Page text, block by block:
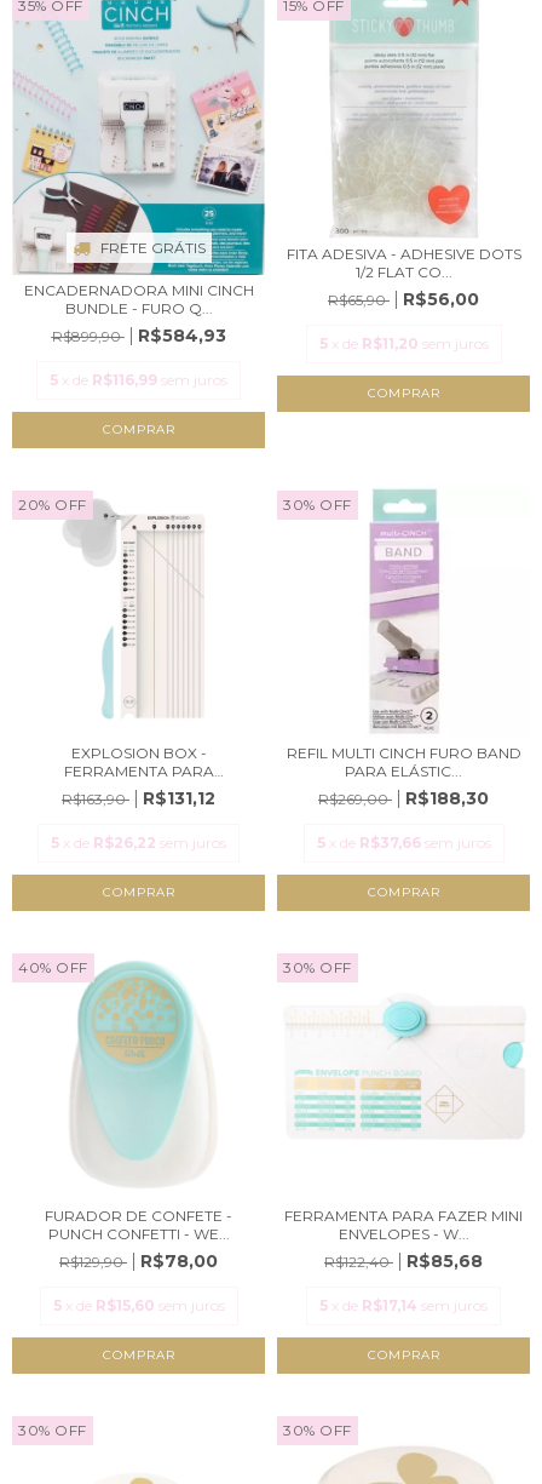
35% OFF
FRETE GRÁTIS
ENCADERNADORA MINI CINCH
BUNDLE - FURO Q...
R$899,90
R$584,93
5 x de R$116,99 sem juros
15% OFF
FITA ADESIVA - ADHESIVE DOTS
1/2 FLAT CO...
R$65,90
R$56,00
5 x de R$11,20 sem juros
20% OFF
EXPLOSION BOX -
FERRAMENTA PARA
CONFECÇÃ...
R$163,90 R$131,12
5 x de R$26,22 sem juros
30% OFF
REFIL MULTI CINCH FURO BAND
PARA ELÁSTIC...
R$269,00
R$188,30
5 x de R$37,66 sem juros
40% OFF
FURADOR DE CONFETE -
PUNCH CONFETTI - WE...
R$129,90
R$78,00
5 x de R$15,60 sem juros
30% OFF
FERRAMENTA PARA FAZER MINI
ENVELOPES - W...
R$122,40
R$85,68
5 x de R$17,14 sem juros
30% OFF 30% OFF